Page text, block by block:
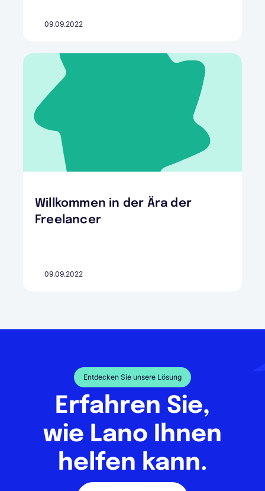
09.09.2022
Willkommen in der Ära der
Freelancer
09.09.2022
Entdecken Sie unsere Lösung
Erfahren Sie,
wie Lano Ihnen
helfen kann.